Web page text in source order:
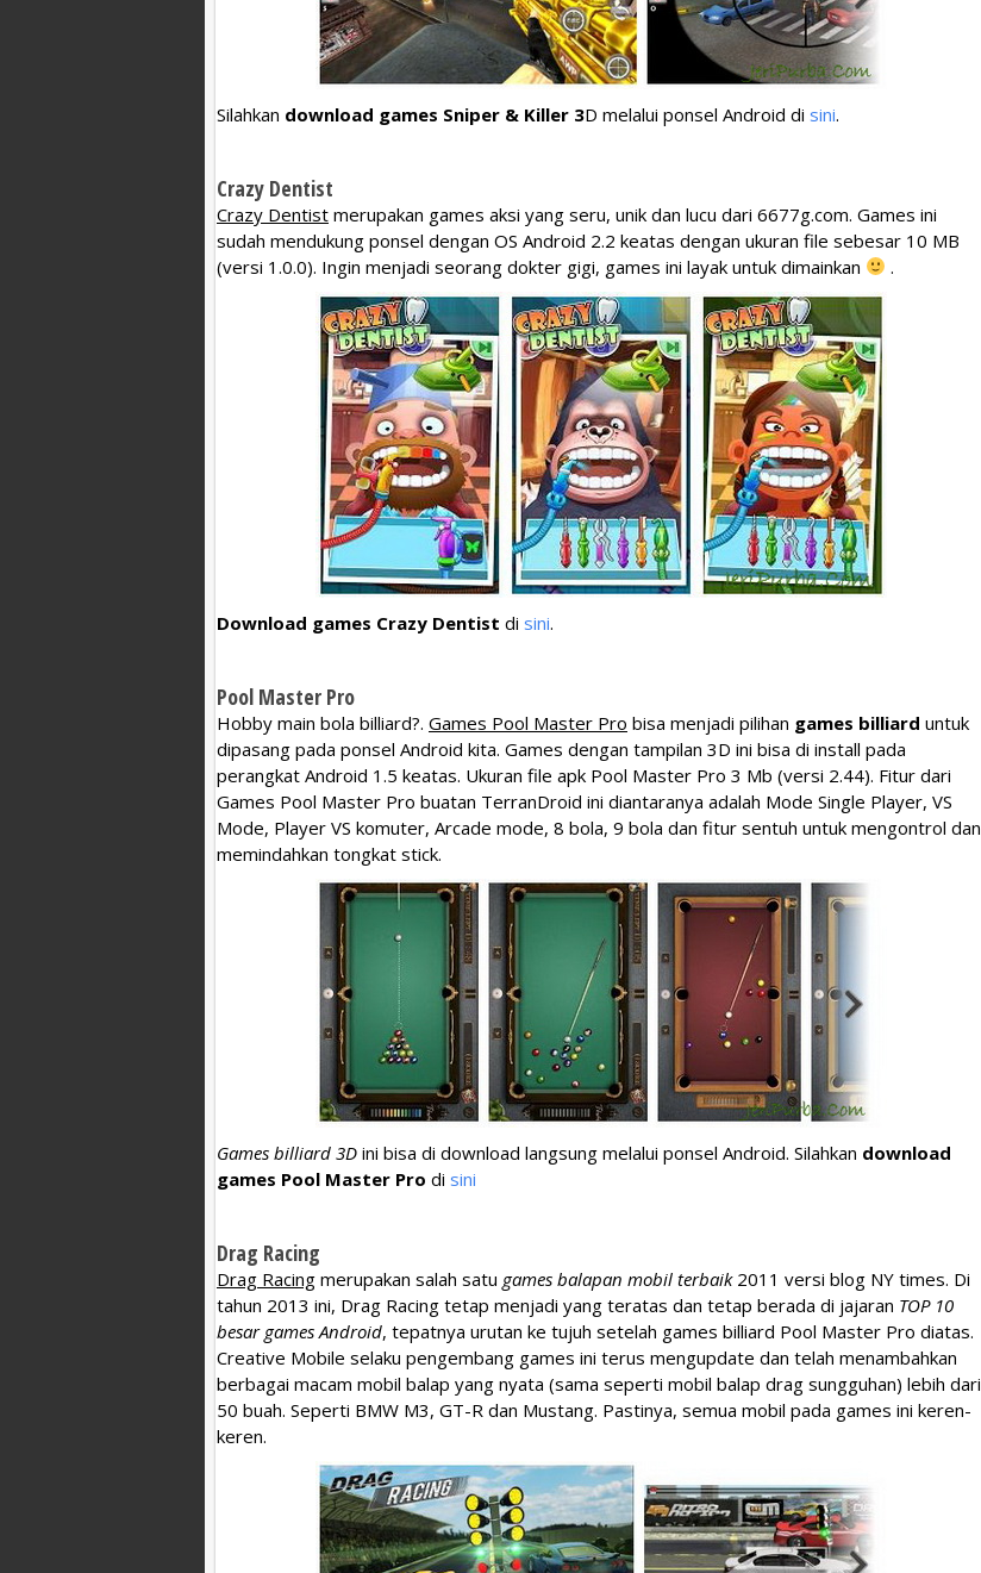
Silahkan download games Sniper & Killer 3D melalui ponsel Android di sini.
Crazy Dentist
Crazy Dentist merupakan games aksi yang seru, unik dan lucu dari 6677g.com. Games ini
sudah mendukung ponsel dengan OS Android 2.2 keatas dengan ukuran file sebesar 10 MB
(versi 1.0.0). Ingin menjadi seorang dokter gigi, games ini layak untuk dimainkan
.
Download games Crazy Dentist di sini.
Pool Master Pro
Hobby main bola billiard?. Games Pool Master Pro bisa menjadi pilihan games billiard untuk
dipasang pada ponsel Android kita. Games dengan tampilan 3D ini bisa di install pada
perangkat Android 1.5 keatas. Ukuran file apk Pool Master Pro 3 Mb (versi 2.44). Fitur dari
Games Pool Master Pro buatan TerranDroid ini diantaranya adalah Mode Single Player, VS
Mode, Player VS komuter, Arcade mode, 8 bola, 9 bola dan fitur sentuh untuk mengontrol dan
memindahkan tongkat stick.
Games billiard 3D ini bisa di download langsung melalui ponsel Android. Silahkan download
games Pool Master Pro di sini
Drag Racing
Drag Racing merupakan salah satu games balapan mobil terbaik2011 versi blog NY times. Di
tahun 2013 ini, Drag Racing tetap menjadi yang teratas dan tetap berada di jajaran TOP 10
besar games Android, tepatnya urutan ke tujuh setelah games billiard Pool Master Pro diatas.
Creative Mobile selaku pengembang games ini terus mengupdate dan telah menambahkan
berbagai macam mobil balap yang nyata (sama seperti mobil balap drag sungguhan) lebih dari
50 buah. Seperti BMW M3, GT-R dan Mustang. Pastinya, semua mobil pada games ini keren-
keren.